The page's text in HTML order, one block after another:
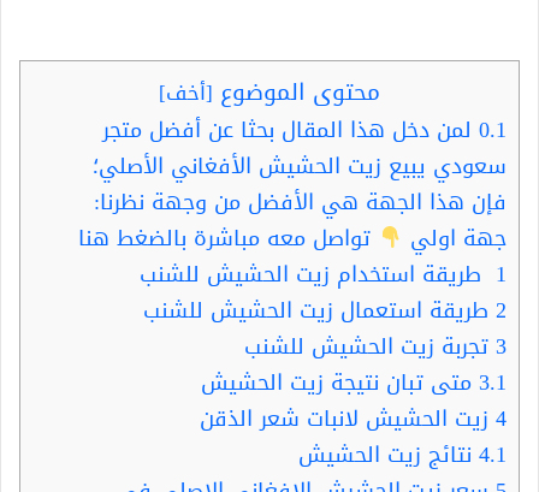
محتوى الموضوع [أخف]
0.1 لمن دخل هذا المقال بحثا عن أفضل متجر
سعودي يبيع زيت الحشيش الأفغاني الأصلي؛
فإن هذا الجهة هي الأفضل من وجهة نظرنا:
جهة اولي
تواصل معه مباشرة بالضغط هنا
1 طريقة استخدام زيت الحشيش للشنب
2 طريقة استعمال زيت الحشيش للشنب
3تجربة زيت الحشيش للشنب
3.1متى تبان نتيجة زيت الحشيش
4 زيت الحشيش لانبات شعر الذقن
4.1 نتائج زيت الحشيش